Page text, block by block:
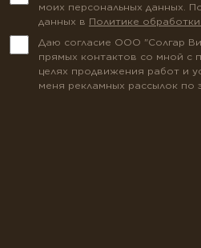
моих персональных данных.
данных в Политике
Даю согласие ООО "Солгар
прямых контактов со мной с
целях продвижения работ и
меня рекламных рассылок по